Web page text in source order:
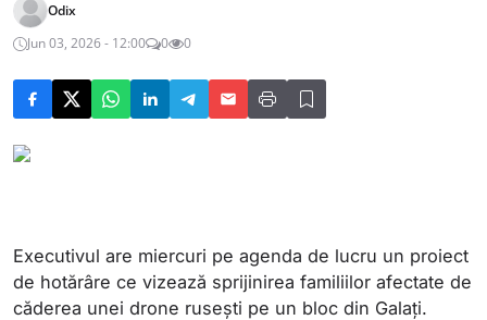
Odix
Jun 03, 2026 - 12:00
0 0
Executivul are miercuri pe agenda de lucru un proiect
de hotărâre ce vizează sprijinirea familiilor afectate de
căderea unei drone rusești pe un bloc din Galați.